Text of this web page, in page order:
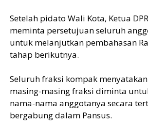
Setelah pidato Wali Kota, Ketua
meminta persetujuan seluruh
untuk melanjutkan pembahasan
tahap berikutnya.
Seluruh fraksi kompak
masing-masing fraksi diminta
nama-nama anggotanya secara
bergabung dalam Pansus.